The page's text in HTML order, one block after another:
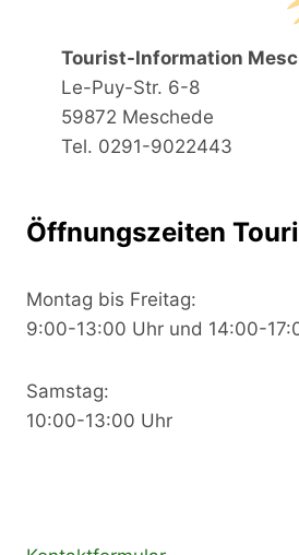
Tourist-Information
Le-Puy-Str. 6-8
59872 Meschede
Tel. 0291-9022443
Öffnungszeiten
Montag bis Freitag:
9:00-13:00 Uhr und 14:00-
Samstag:
10:00-13:00 Uhr